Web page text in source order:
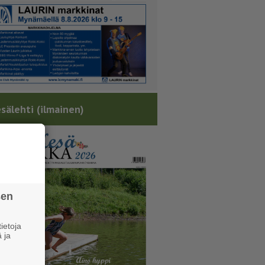
(ilmainen)
ja